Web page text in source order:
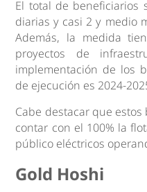
El total de beneficiarios
diarias y casi 2 y medio
Además, la medida
proyectos de
implementación de los
de ejecución es 2024-
Cabe destacar que
contar con el 100% la
público eléctricos
Gold Hoshi